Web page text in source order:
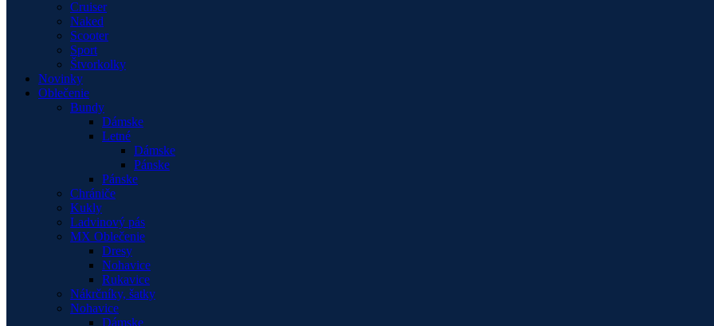
Cruiser
Naked
Scooter
Sport
Štvorkolky
Novinky
Oblečenie
Bundy
Dámske
Letné
Dámske
Pánske
Pánske
Chrániče
Kukly
Ladvinový pás
MX Oblečenie
Dresy
Nohavice
Rukavice
Nákrčníky, šatky
Nohavice
Dámske